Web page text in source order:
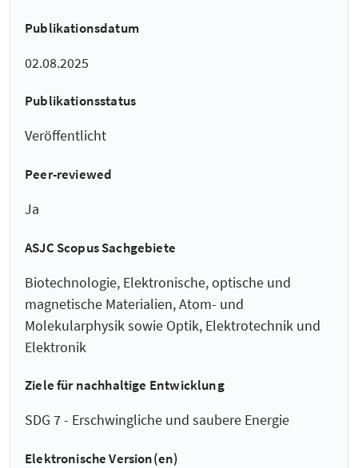
Publikationsdatum
02.08.2025
Publikationsstatus
Veröffentlicht
Peer-reviewed
Ja
ASJC Scopus Sachgebiete
Biotechnologie, Elektronische, optische und
magnetische Materialien, Atom- und
Molekularphysik sowie Optik, Elektrotechnik und
Elektronik
Ziele für nachhaltige Entwicklung
SDG 7 - Erschwingliche und saubere Energie
Elektronische Version(en)